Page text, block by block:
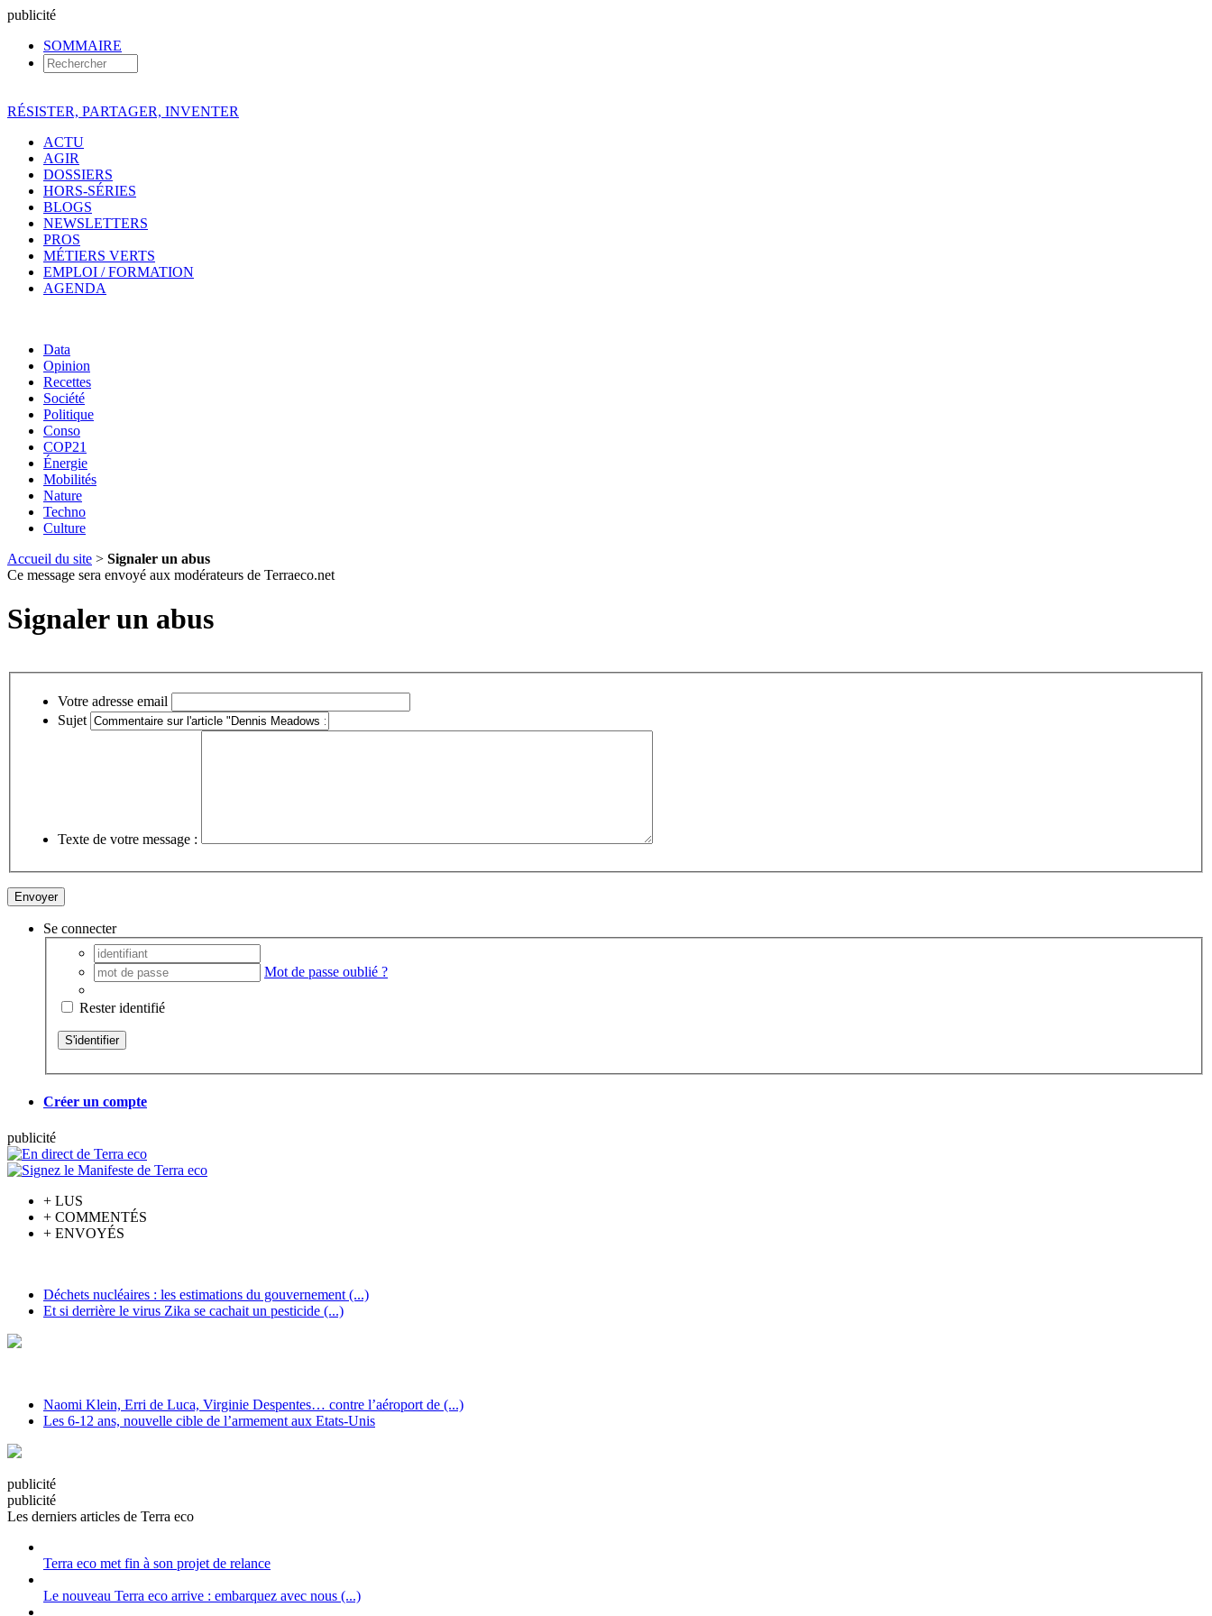
publicité
SOMMAIRE
RÉSISTER, PARTAGER, INVENTER
ACTU
AGIR
DOSSIERS
HORS-SÉRIES
BLOGS
NEWSLETTERS
PROS
MÉTIERS VERTS
EMPLOI / FORMATION
AGENDA
Data
Opinion
Recettes
Société
Politique
Conso
COP21
Énergie
Mobilités
Nature
Techno
Culture
Accueil du site > Signaler un abus
Ce message sera envoyé aux modérateurs de Terraeco.net
Signaler un abus
Votre adresse email
Sujet
Texte de votre message :
Se connecter
Mot de passe oublié ?
Rester identifié
Créer un compte
publicité
+ LUS
+ COMMENTÉS
+ ENVOYÉS
Déchets nucléaires : les estimations du gouvernement (...)
Et si derrière le virus Zika se cachait un pesticide (...)
Naomi Klein, Erri de Luca, Virginie Despentes… contre l’aéroport de (...)
Les 6-12 ans, nouvelle cible de l’armement aux Etats-Unis
publicité
publicité
Les derniers articles de Terra eco
Terra eco met fin à son projet de relance
Le nouveau Terra eco arrive : embarquez avec nous (...)